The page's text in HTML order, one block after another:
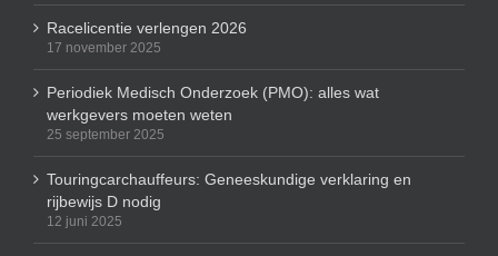
Racelicentie verlengen 2026
17 november 2025
Periodiek Medisch Onderzoek (PMO): alles wat
werkgevers moeten weten
25 september 2025
Touringcarchauffeurs: Geneeskundige verklaring en
rijbewijs D nodig
12 juni 2025